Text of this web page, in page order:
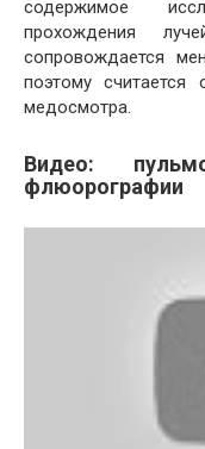
содержимое
прохождения
сопровождается
поэтому считается
медосмотра.
Видео:
флюорографии